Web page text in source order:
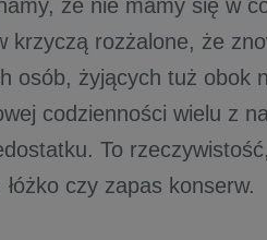
że nie mamy się w
krzyczą rozżalone, że
osób, żyjących tuż obok
codzienności wielu z
To
łóżko czy zapas konserw.